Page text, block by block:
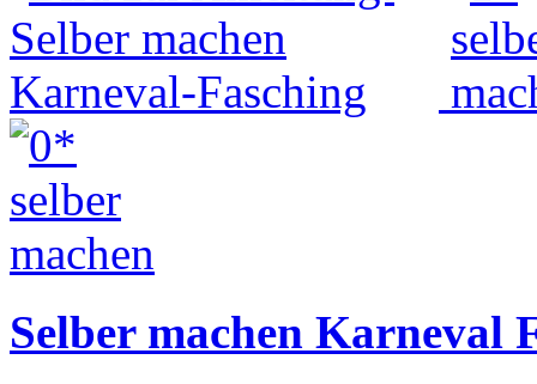
Selber machen Karneval